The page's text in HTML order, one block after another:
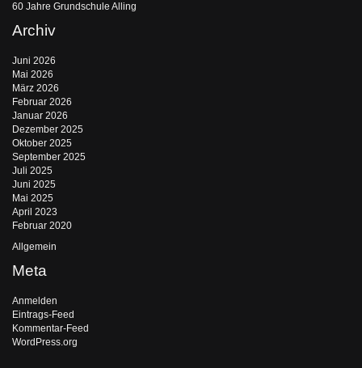
60 Jahre Grundschule Alling
Archiv
Juni 2026
Mai 2026
März 2026
Februar 2026
Januar 2026
Dezember 2025
Oktober 2025
September 2025
Juli 2025
Juni 2025
Mai 2025
April 2023
Februar 2020
Allgemein
Meta
Anmelden
Eintrags-Feed
Kommentar-Feed
WordPress.org